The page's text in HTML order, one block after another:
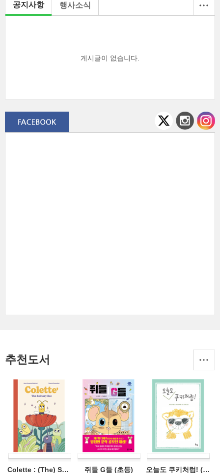
공지사항 행사소식
게시글이 없습니다.
추천도서
Colette : (The) Solitary Bee (영어) 쥐들 G들 (초등) 오늘도 쿠키처럼! (초등)